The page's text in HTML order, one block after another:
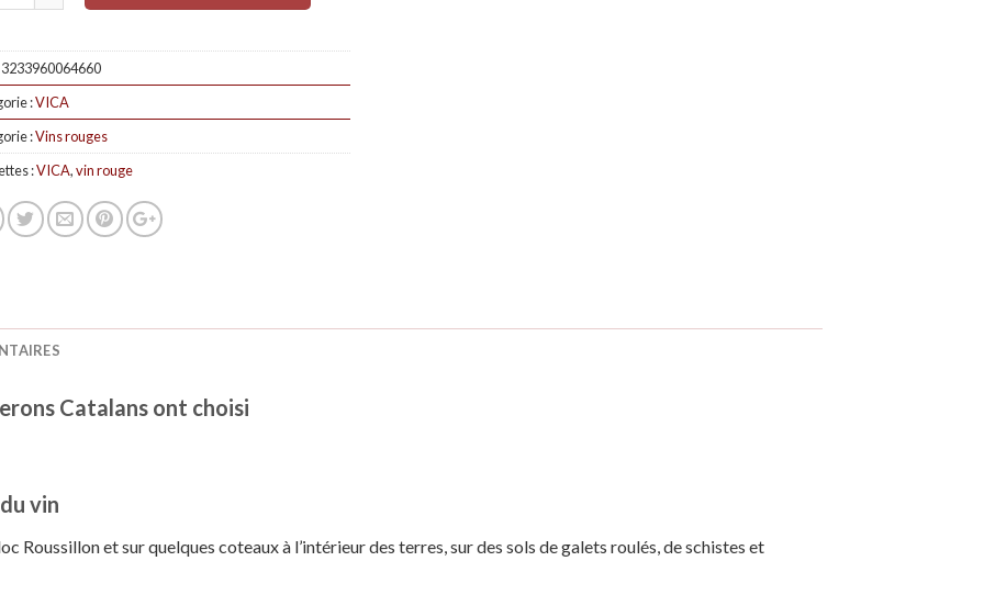
3233960064660
:VICA
:Vins rouges
:VICA,vin rouge
Catalans ont choisi
vin
Roussillon et sur quelques coteaux à l’intérieur des terres, sur des sols de galets roulés, de schistes et